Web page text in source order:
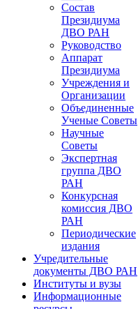
Состав
Президиума
ДВО РАН
Руководство
Аппарат
Президиума
Учреждения и
Организации
Объединенные
Ученые Советы
Научные
Советы
Экспертная
группа ДВО
РАН
Конкурсная
комиссия ДВО
РАН
Периодические
издания
Учредительные
документы ДВО РАН
Институты и вузы
Информационные